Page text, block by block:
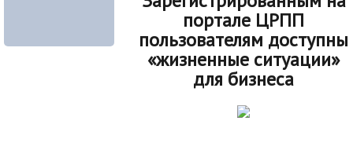
портале ЦРПП
пользователям доступны
«жизненные ситуации»
для бизнеса